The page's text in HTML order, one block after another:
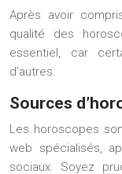
Après avoir
qualité des
essentiel, car
d’autres.
Sources
Les horoscopes
web spécialisés,
sociaux. Soyez